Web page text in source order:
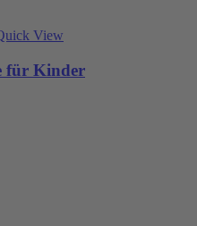
View
für Kinder